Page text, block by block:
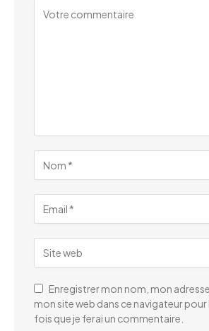
Enregistrer mon nom, mon
mon site web dans ce navigateur
fois que je ferai un commentaire.